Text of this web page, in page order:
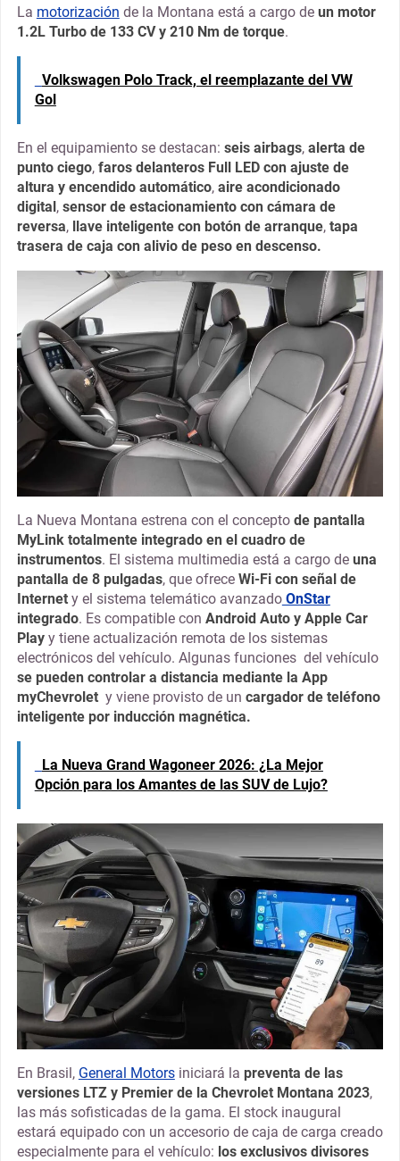
La motorización de la Montana está a cargo de un motor
1.2L Turbo de 133 CV y 210 Nm de torque.
Volkswagen Polo Track, el reemplazante del VW
Gol
En el equipamiento se destacan: seis airbags, alerta de
punto ciego, faros delanteros Full LED con ajuste de
altura y encendido automático, aire acondicionado
digital, sensor de estacionamiento con cámara de
reversa,llave inteligente con botón de arranque,tapa
trasera de caja con alivio de peso en descenso.
La Nueva Montana estrena con el concepto de pantalla
MyLink totalmente integrado en el cuadro de
instrumentos. El sistema multimedia está a cargo de una
pantalla de 8 pulgadas, que ofrece Wi-Fi con señal de
Internety el sistema telemático avanzadoOnStar
integrado. Es compatible con Android Auto y Apple Car
Playy tiene actualización remota de los sistemas
electrónicos del vehículo. Algunas funciones del vehículo
se pueden controlar a distancia mediante la App
myChevrolety viene provisto de un cargador de teléfono
inteligente por inducción magnética.
La Nueva Grand Wagoneer 2026: ¿La Mejor
Opción para los Amantes de las SUV de Lujo?
En Brasil, General Motorsiniciará la preventa de las
versiones LTZ y Premier de la Chevrolet Montana 2023,
las más sofisticadas de la gama. El stock inaugural
estará equipado con un accesorio de caja de carga creado
especialmente para el vehículo: los exclusivos divisores